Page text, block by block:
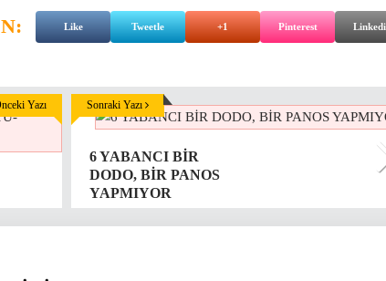
Like Tweetle +1 Pinterest
Yazı
6 YABANCI BİR
DODO, BİR PANOS
YAPMIYOR
Sonraki Yazı